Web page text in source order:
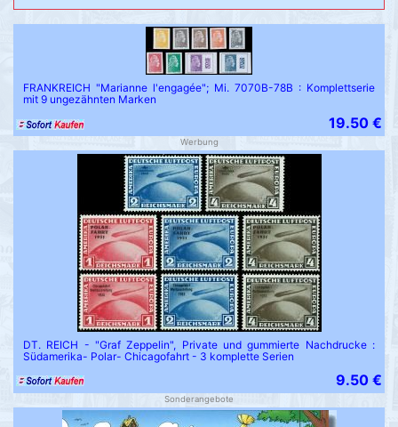
FRANKREICH "Marianne l'engagée"; Mi. 7070B-78B : Komplettserie
mit 9 ungezähnten Marken
19.50 €
Werbung
DT. REICH - "Graf Zeppelin", Private und gummierte Nachdrucke :
Südamerika- Polar- Chicagofahrt - 3 komplette Serien
9.50 €
Sonderangebote